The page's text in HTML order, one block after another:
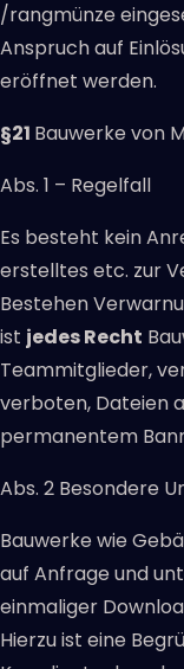
/rangmünze
Anspruch auf
eröffnet werden.
§21 Bauwerke von
Abs. 1 – Regelfall
Es besteht kein
erstelltes etc. zur
Bestehen
ist jedes Recht
Teammitglieder,
verboten, Dateien
permanentem
Abs. 2 Besondere
Bauwerke wie
auf Anfrage und
einmaliger
Hierzu ist eine